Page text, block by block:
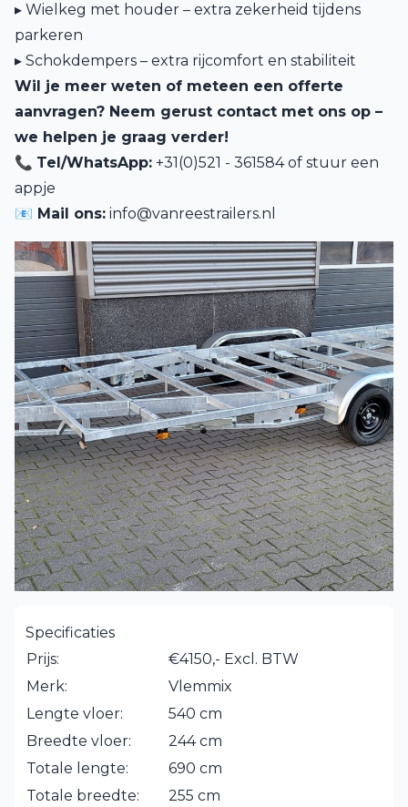
▸ Wielkeg met houder – extra zekerheid tijdens
parkeren
▸ Schokdempers – extra rijcomfort en stabiliteit
Wil je meer weten of meteen een offerte
aanvragen? Neem gerust contact met ons op –
we helpen je graag verder!
📞 Tel/WhatsApp: +31(0)521 - 361584 of stuur een
appje
📧 Mail ons: info@vanreestrailers.nl
Specificaties
Prijs:
€4150,- Excl. BTW
Merk:
Vlemmix
Lengte vloer:
540 cm
Breedte vloer:
244 cm
Totale lengte:
690 cm
Totale breedte:
255 cm